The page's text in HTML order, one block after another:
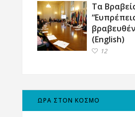
Τα
(English)
12
ΩΡΑ ΣΤΟΝ ΚΟΣΜΟ